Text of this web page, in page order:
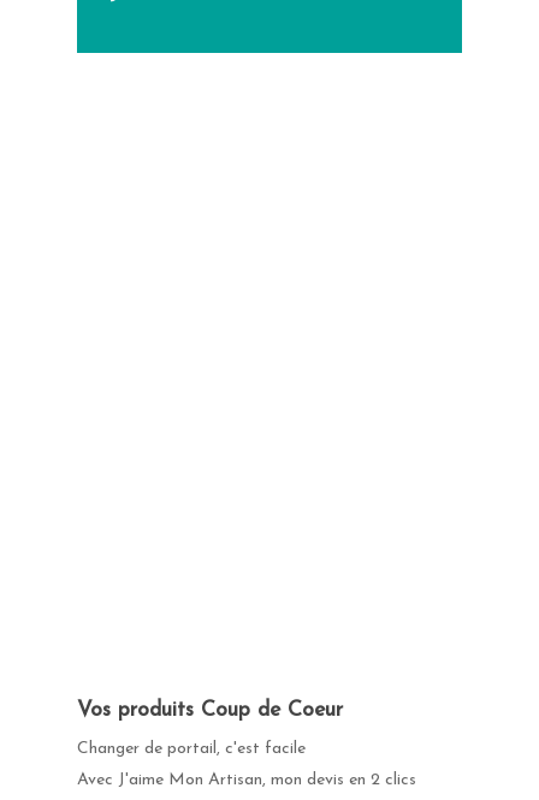
Vos produits Coup de Coeur
Changer de portail, c'est facile
Avec J'aime Mon Artisan, mon devis en 2 clics